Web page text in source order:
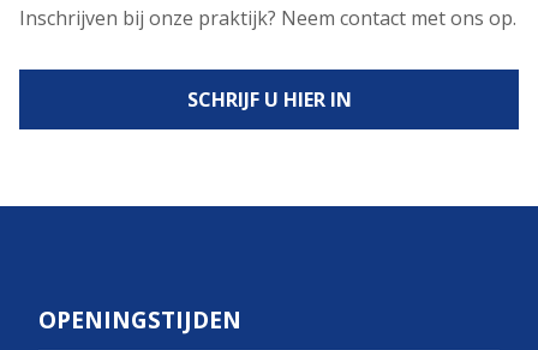
Inschrijven bij onze praktijk? Neem contact met ons op.
SCHRIJF U HIER IN
OPENINGSTIJDEN